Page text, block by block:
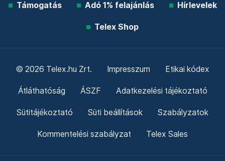
Támogatás Adó 1% felajánlás Hírlevelek
Telex Shop
© 2026 Telex.hu Zrt. Impresszum Etikai kódex
Átláthatóság ÁSZF Adatkezelési tájékoztató
Sütitájékoztató Süti beállítások Szabályzatok
Kommentelési szabályzat Telex Sales